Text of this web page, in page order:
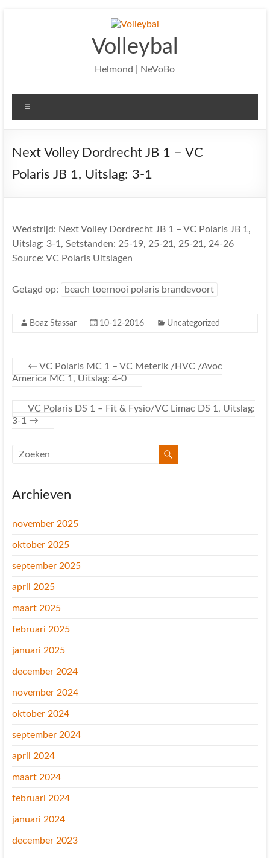
Volleybal
Helmond | NeVoBo
Next Volley Dordrecht JB 1 – VC
Polaris JB 1, Uitslag: 3-1
Wedstrijd: Next Volley Dordrecht JB 1 – VC Polaris JB 1,
Uitslag: 3-1, Setstanden: 25-19, 25-21, 25-21, 24-26
Source: VC Polaris Uitslagen
Getagd op: beach toernooi polaris brandevoort
Boaz Stassar 10-12-2016 Uncategorized
← VC Polaris MC 1 – VC Meterik /HVC /Avoc
America MC 1, Uitslag: 4-0
VC Polaris DS 1 – Fit & Fysio/VC Limac DS 1, Uitslag:
3-1 →
Archieven
november 2025
oktober 2025
september 2025
april 2025
maart 2025
februari 2025
januari 2025
december 2024
november 2024
oktober 2024
september 2024
april 2024
maart 2024
februari 2024
januari 2024
december 2023